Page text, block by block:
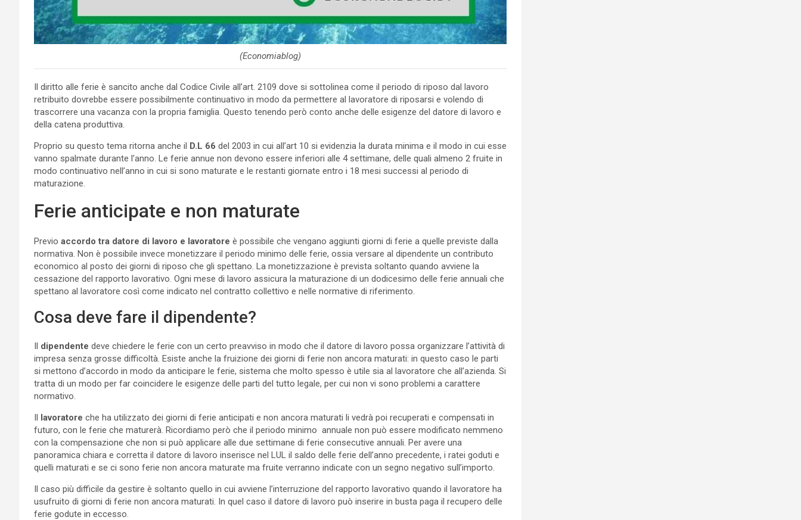
(Economiablog)
Il diritto alle ferie è sancito anche dal Codice Civile all’art. 2109 dove si sottolinea come il periodo di riposo dal lavoro
retribuito dovrebbe essere possibilmente continuativo in modo da permettere al lavoratore di riposarsi e volendo di
trascorrere una vacanza con la propria famiglia. Questo tenendo però conto anche delle esigenze del datore di lavoro e
della catena produttiva.
Proprio su questo tema ritorna anche il D.L 66 del 2003 in cui all’art 10 si evidenzia la durata minima e il modo in cui esse
vanno spalmate durante l’anno. Le ferie annue non devono essere inferiori alle 4 settimane, delle quali almeno 2 fruite in
modo continuativo nell’anno in cui si sono maturate e le restanti giornate entro i 18 mesi successi al periodo di
maturazione.
Ferie anticipate e non maturate
Previo accordo tra datore di lavoro e lavoratore è possibile che vengano aggiunti giorni di ferie a quelle previste dalla
normativa. Non è possibile invece monetizzare il periodo minimo delle ferie, ossia versare al dipendente un contributo
economico al posto dei giorni di riposo che gli spettano. La monetizzazione è prevista soltanto quando avviene la
cessazione del rapporto lavorativo. Ogni mese di lavoro assicura la maturazione di un dodicesimo delle ferie annuali che
spettano al lavoratore così come indicato nel contratto collettivo e nelle normative di riferimento.
Cosa deve fare il dipendente?
Il dipendente deve chiedere le ferie con un certo preavviso in modo che il datore di lavoro possa organizzare l’attività di
impresa senza grosse difficoltà. Esiste anche la fruizione dei giorni di ferie non ancora maturati: in questo caso le parti
si mettono d’accordo in modo da anticipare le ferie, sistema che molto spesso è utile sia al lavoratore che all’azienda. Si
tratta di un modo per far coincidere le esigenze delle parti del tutto legale, per cui non vi sono problemi a carattere
normativo.
Il lavoratore che ha utilizzato dei giorni di ferie anticipati e non ancora maturati li vedrà poi recuperati e compensati in
futuro, con le ferie che maturerà. Ricordiamo però che il periodo minimo annuale non può essere modificato nemmeno
con la compensazione che non si può applicare alle due settimane di ferie consecutive annuali. Per avere una
panoramica chiara e corretta il datore di lavoro inserisce nel LUL il saldo delle ferie dell’anno precedente, i ratei goduti e
quelli maturati e se ci sono ferie non ancora maturate ma fruite verranno indicate con un segno negativo sull’importo.
Il caso più difficile da gestire è soltanto quello in cui avviene l’interruzione del rapporto lavorativo quando il lavoratore ha
usufruito di giorni di ferie non ancora maturati. In quel caso il datore di lavoro può inserire in busta paga il recupero delle
ferie godute in eccesso.